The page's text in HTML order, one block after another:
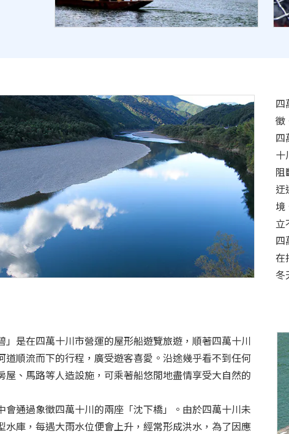
四
徵
四
十
阻
迂
境
立
四
在
冬
」是在四萬十川市營運的屋形船遊覽旅遊，順著四萬十川
道順流而下的行程，廣受遊客喜愛。沿途幾乎看不到任何
屋、馬路等人造設施，可乘著船悠閒地盡情享受大自然的
會通過象徵四萬十川的兩座「沈下橋」。由於四萬十川未
水庫，每遇大雨水位便會上升，經常形成洪水，為了因應